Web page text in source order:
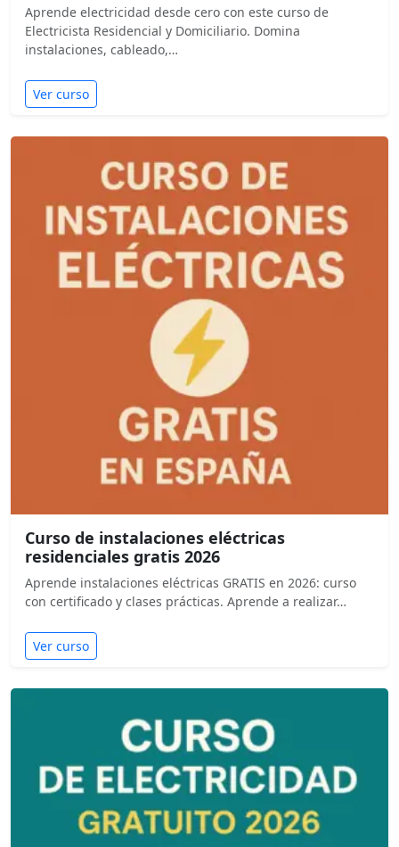
Aprende electricidad desde cero con este curso de
Electricista Residencial y Domiciliario. Domina
instalaciones, cableado,…
Ver curso
Curso de instalaciones eléctricas
residenciales gratis 2026
Aprende instalaciones eléctricas GRATIS en 2026: curso
con certificado y clases prácticas. Aprende a realizar…
Ver curso